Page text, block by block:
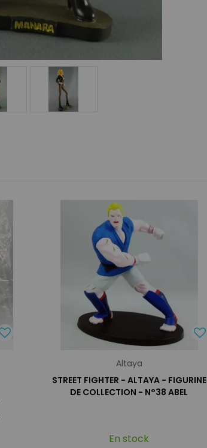
Altaya
STREET FIGHTER - ALTAYA - FIGURINE
DE COLLECTION - N°38 ABEL
En stock